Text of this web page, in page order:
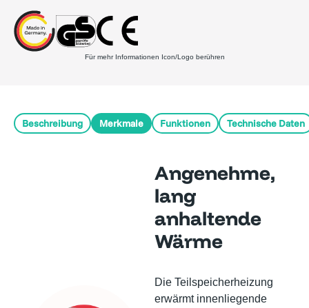
Für mehr Informationen Icon/Logo berühren
Beschreibung Merkmale Funktionen Technische Daten
Angenehme,
lang
anhaltende
Wärme
Die Teilspeicherheizung
erwärmt innenliegende